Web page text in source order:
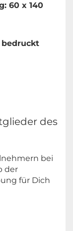
60 x 140
des
bei
der
für Dich